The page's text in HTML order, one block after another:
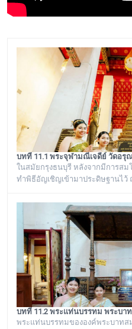
ในสมัยกรุงธนบุรี หลังจากมีการส
ทำพิธีอัญเชิญเข้ามาประดิษฐานไ
บ้านได้เรียกเพี้ยนกันไปว่า “วิหาร
เป็นสิ่งศักดิ์สิทธิ์ของวัดอรุณราชวร
เคารพศรัทธาตั้งแต่ครั้งอดีตกาลจ
พระแท่นบรรทมขององค์พระบาทส